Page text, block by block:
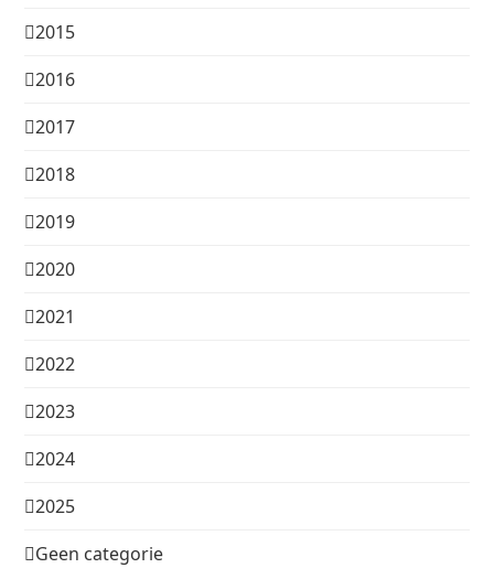
2015
2016
2017
2018
2019
2020
2021
2022
2023
2024
2025
Geen categorie